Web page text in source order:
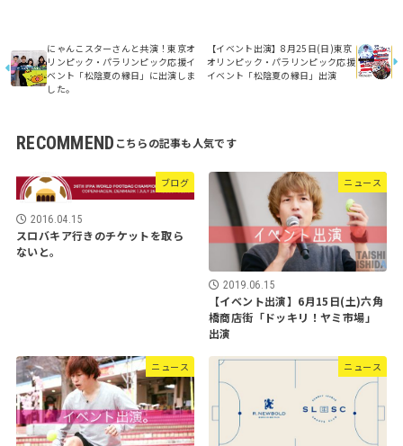
にゃんこスターさんと共演！東京オ
リンピック・パラリンピック応援イ
ベント「松陰夏の縁日」に出演しま
した。
【イベント出演】8月25日(日)東京
オリンピック・パラリンピック応援
イベント「松陰夏の縁日」出演
RECOMMEND
ブログ
2016.04.15
スロバキア行きのチケットを取ら
ないと。
ニュース
2019.06.15
【イベント出演】6月15日(土)六角
橋商店街「ドッキリ！ヤミ市場」
出演
ニュース ニュース